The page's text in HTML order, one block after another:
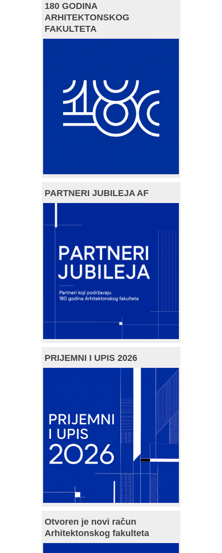
180 GODINA
ARHITEKTONSKOG
FAKULTETA
PARTNERI JUBILEJA AF
PRIJEMNI I UPIS 2026
Otvoren je novi račun
Arhitektonskog fakulteta